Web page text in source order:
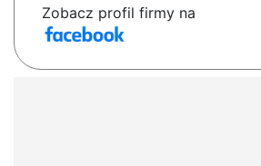
Zobacz profil firmy na